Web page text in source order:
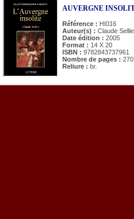
AUVERGNE
Référence : HI016
Auteur(s) : Claude
Date édition : 2005
Format : 14 X 20
ISBN : 9782843737961
Nombre de pages : 270
Reliure : br.